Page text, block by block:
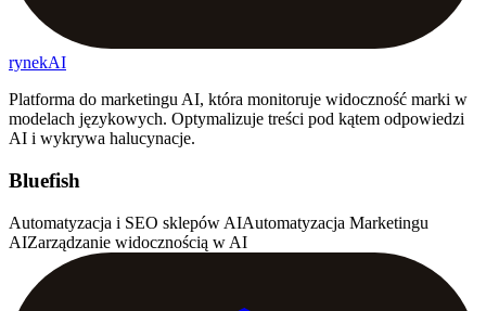
rynekAI
Platforma do marketingu AI, która monitoruje widoczność marki w
modelach językowych. Optymalizuje treści pod kątem odpowiedzi
AI i wykrywa halucynacje.
Bluefish
Automatyzacja i SEO sklepów AIAutomatyzacja Marketingu
AIZarządzanie widocznością w AI